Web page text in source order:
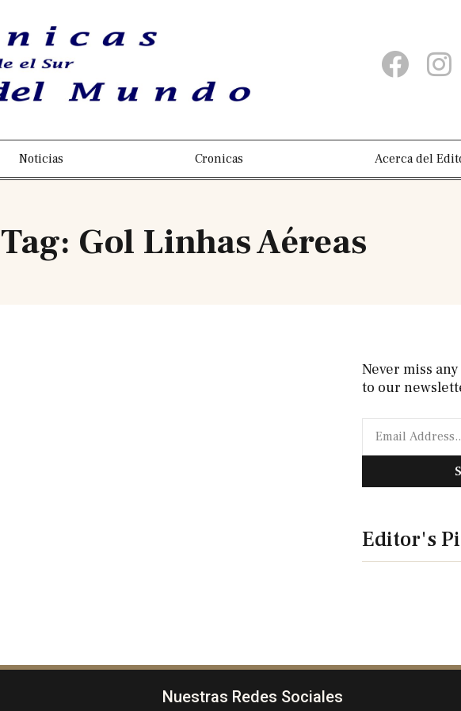
Noticias Cronicas Acerca del
Tag: Gol Linhas Aéreas
Never miss
to our
Editor's
Nuestras Redes Sociales